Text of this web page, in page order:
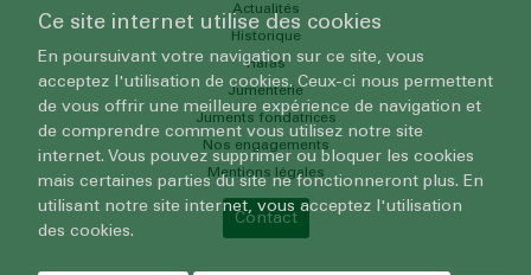
Actualités
Historique
Haras
Jumenterie
Juments fondatrices
Nos engagements
Mentions légales
Contact
Ce site internet utilise des cookies
En poursuivant votre navigation sur ce site, vous
acceptez l'utilisation de cookies. Ceux-ci nous permettent
de vous offrir une meilleure expérience de navigation et
de comprendre comment vous utilisez notre site
internet. Vous pouvez supprimer ou bloquer les cookies
mais certaines parties du site ne fonctionneront plus. En
utilisant notre site internet, vous acceptez l'utilisation
des cookies.